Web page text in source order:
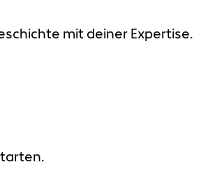
mit deiner Expertise.